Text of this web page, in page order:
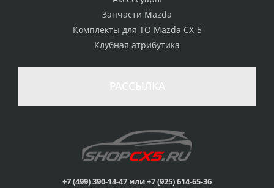
стоимости
товаром
Гарантия качества
Вы можете выбрать
наиболее удобный
для Вас
Профессиональная
консультация
мы знаем о Mazda CX-
Запчасти Mazda
Комплекты для ТО Mazda CX-5
Клубная атрибутика
+7 (499) 390-14-47 или +7 (925) 614-65-36